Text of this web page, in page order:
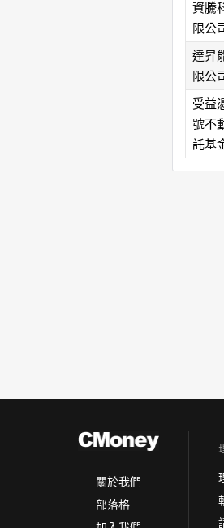
資騰
限公
達昇
限公
受益
號不
託基
關於我們
部落格